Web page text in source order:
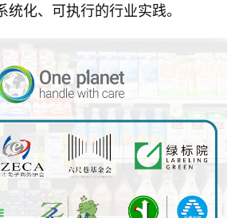
统化、可执行的行业实践。